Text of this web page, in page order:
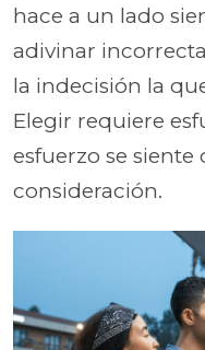
hace a un lado
adivinar
la indecisión la
Elegir requiere
esfuerzo se
consideración.